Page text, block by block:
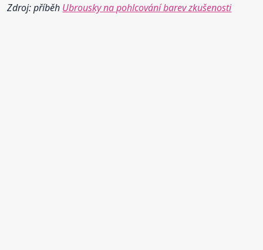
Zdroj: příběh Ubrousky na pohlcování barev zkušenosti